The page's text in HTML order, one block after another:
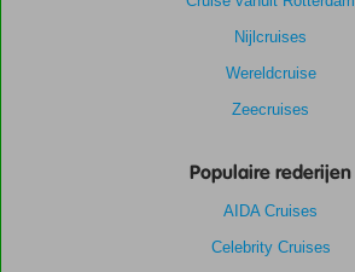
Nijlcruises
Wereldcruise
Zeecruises
Populaire rederijen
AIDA Cruises
Celebrity Cruises